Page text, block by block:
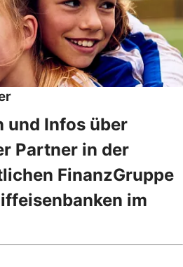
und Infos über
Partner in der
FinanzGruppe
im